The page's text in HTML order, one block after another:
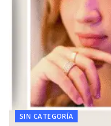
SIN CATEGORÍA